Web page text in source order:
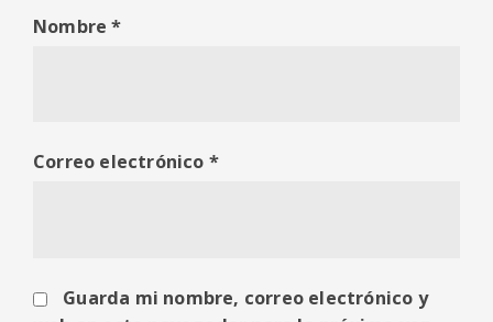
Nombre*
Correo electrónico *
Guarda mi nombre, correo electrónico y